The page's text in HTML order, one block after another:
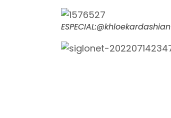
ESPECIAL:@khloekardashian